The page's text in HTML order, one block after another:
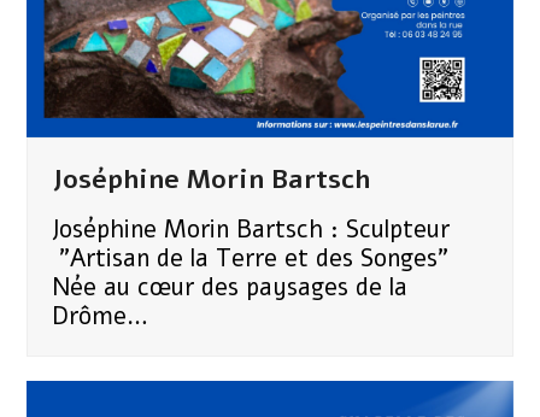
Joséphine Morin Bartsch
Joséphine Morin Bartsch : Sculpteur
"Artisan de la Terre et des Songes" ​
Née au cœur des paysages de la
Drôme…